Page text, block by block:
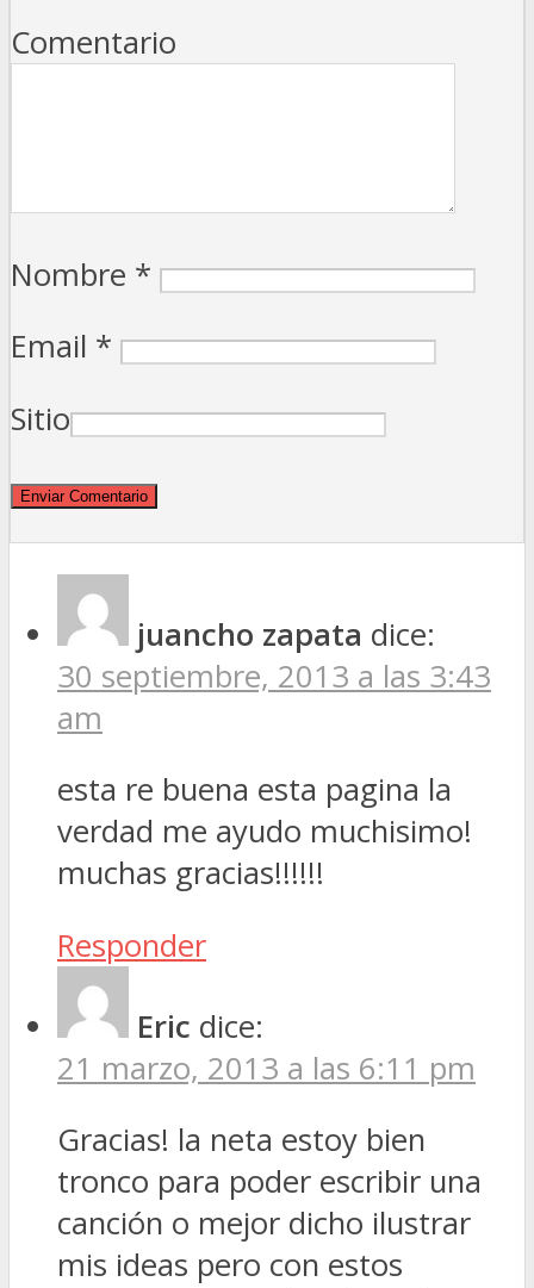
Comentario
Nombre *
Email *
Sitio
juancho zapata dice:
30 septiembre, 2013 a las 3:43
am
esta re buena esta pagina la
verdad me ayudo muchisimo!
muchas gracias!!!!!!
Responder
Eric dice:
21 marzo, 2013 a las 6:11 pm
Gracias! la neta estoy bien
tronco para poder escribir una
canción o mejor dicho ilustrar
mis ideas pero con estos